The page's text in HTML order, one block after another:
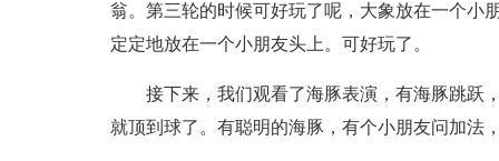
翁。第三轮的时候可好玩了呢，大象放在一个小
定定地放在一个小朋友头上。可好玩了。
接下来，我们观看了海豚表演，有海豚跳跃
就顶到球了。有聪明的海豚，有个小朋友问加法